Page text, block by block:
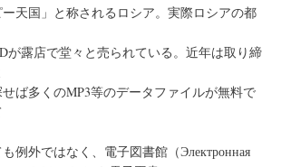
天国」と称されるロシア。実際ロシアの都
が露店で堂々と売られている。近年は取り締
ば多くのMP3等のデータファイルが無料で
例外ではなく、電子図書館（Электронная